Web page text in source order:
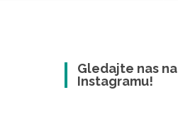
Gledajte nas na
Instagramu!